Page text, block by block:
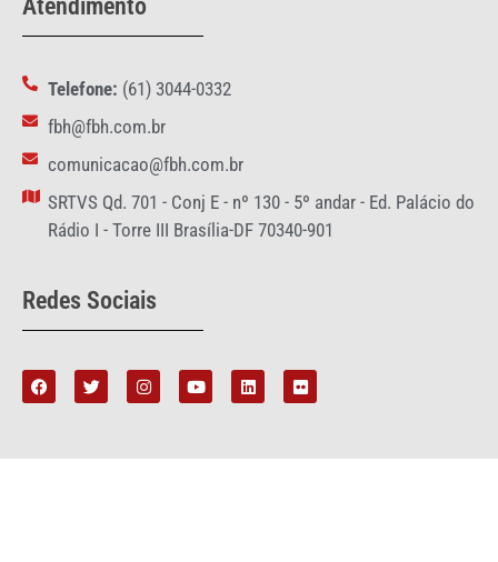
Atendimento
Telefone: (61) 3044-0332
fbh@fbh.com.br
comunicacao@fbh.com.br
SRTVS Qd. 701 - Conj E - nº 130 - 5º andar - Ed. Palácio do
Rádio I - Torre III Brasília-DF 70340-901
Redes Sociais